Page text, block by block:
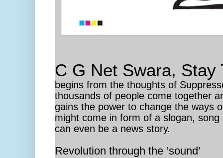
C G Net Swara,
begins from the thoughts of
thousands of people come together
gains the power to change the ways
might come in form of a slogan,
can even be a news story.
Revolution through the ‘sound’